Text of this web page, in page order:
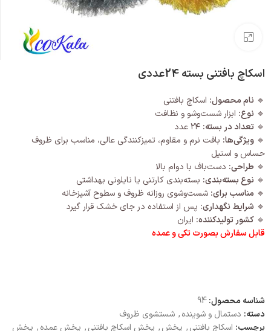
اسکاچ بافتنی بسته 24عددی
🔹 نام محصول: اسکاچ بافتنی
🔹 نوع: ابزار شست‌وشو و نظافت
🔹 تعداد در بسته:
🔹 ویژگی‌ها: بافت نرم و مقاوم، تمیزکنندگی عالی، مناسب برای ظروف
حساس و استیل
🔹 طراحی: دست‌باف با دوام بالا
🔹 نوع بسته‌بندی: بسته‌بندی کارتنی یا نایلونی بهداشتی
🔹 مناسب برای: شست‌وشوی روزانه ظروف و سطوح آشپزخانه
🔹 شرایط نگهداری: پس از استفاده در جای خشک قرار گیرد
🔹 کشور تولیدکننده: ایران
قابل سفارش بصورت تکی و عمده
شناسه محصول:94
دسته: دستمال و شوینده, شستشوی ظروف
برچسب: اسکاچ بافتنی, پخش, پخش اسکاچ بافتنی, پخش عمده, پخش